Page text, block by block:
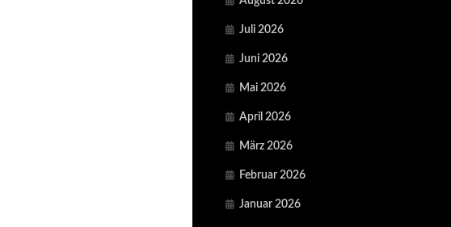
Juli 2026
Juni 2026
Mai 2026
April 2026
März 2026
Februar 2026
Januar 2026